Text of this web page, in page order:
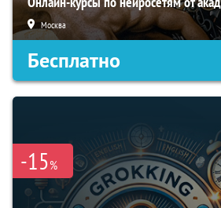
Москва
Бесплатно
-15%